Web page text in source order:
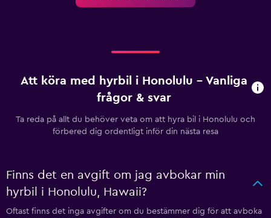
Att köra med hyrbil i Honolulu – Vanliga
frågor & svar
Ta reda på allt du behöver veta om att hyra bil i Honolulu och
förbered dig ordentligt inför din nästa resa
Finns det en avgift om jag avbokar min
hyrbil i Honolulu, Hawaii?
Oftast finns det inga avgifter om du bestämmer dig för att avboka